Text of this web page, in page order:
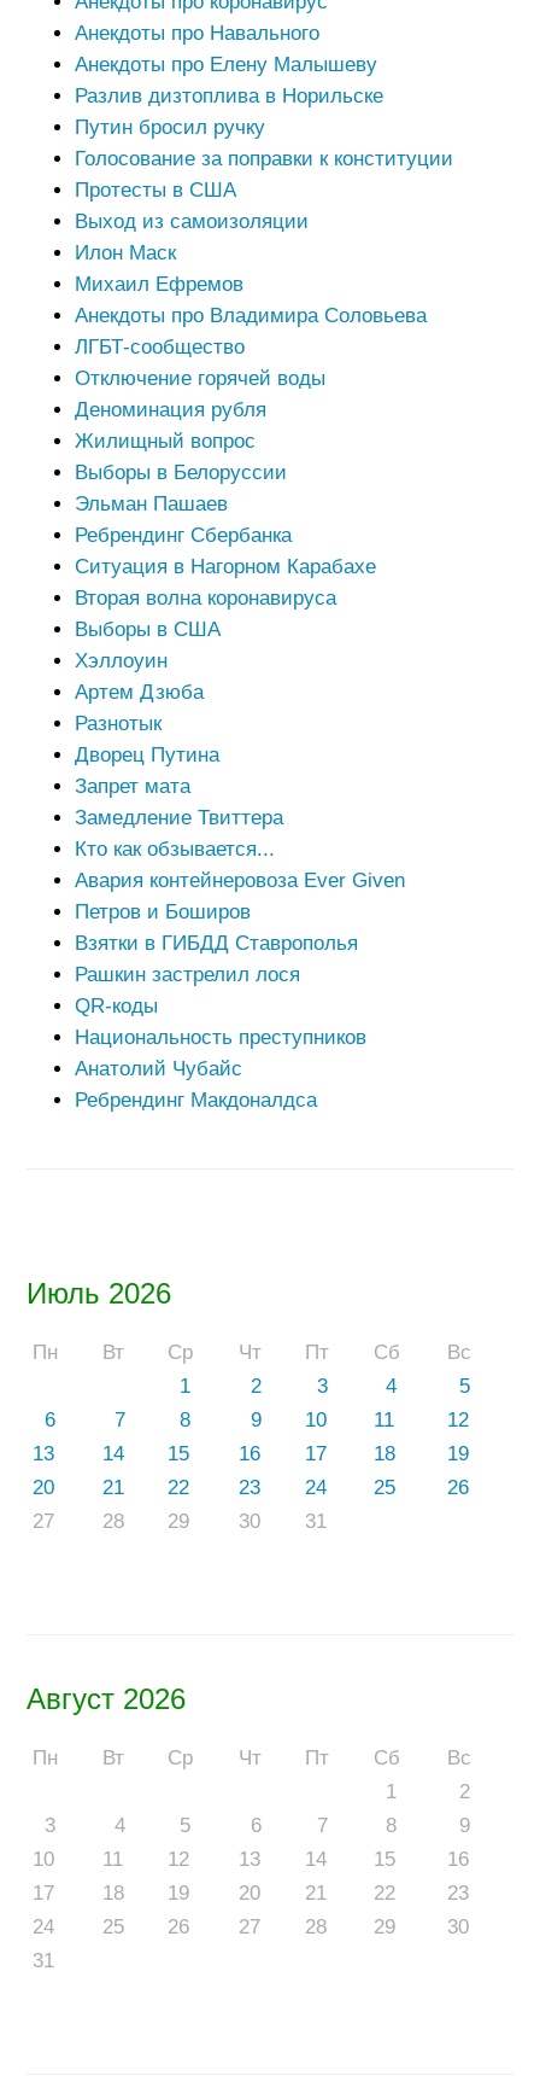
Июль 2026
Пн Вт Ср Чт Пт Сб
Вс
1
2 3 4
5
6
7 8 9 10 11
12
13
14 15 16 17 18
19
20
21 22 23 24 25
26
27
28 29 30 31
Август 2026
Пн Вт Ср Чт Пт Сб
Вс
1
2
3
4 5 6 7 8
9
10
11 12 13 14 15
16
17
18 19 20 21 22
23
24
25 26 27 28 29
30
31
Анекдоты про Навального
Анекдоты про Елену Малышеву
Разлив дизтоплива в Норильске
Путин бросил ручку
Голосование за поправки к конституции
Протесты в США
Выход из самоизоляции
Илон Маск
Михаил Ефремов
Анекдоты про Владимира Соловьева
ЛГБТ-сообщество
Отключение горячей воды
Деноминация рубля
Жилищный вопрос
Выборы в Белоруссии
Эльман Пашаев
Ребрендинг Сбербанка
Ситуация в Нагорном Карабахе
Вторая волна коронавируса
Выборы в США
Хэллоуин
Артем Дзюба
Разнотык
Дворец Путина
Запрет мата
Замедление Твиттера
Кто как обзывается...
Авария контейнеровоза Ever Given
Петров и Боширов
Взятки в ГИБДД Ставрополья
Рашкин застрелил лося
QR-коды
Национальность преступников
Анатолий Чубайс
Ребрендинг Макдоналдса